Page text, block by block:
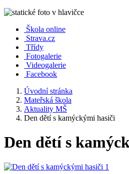
Škola online
Strava.cz
Třídy
Fotogalerie
Videogalerie
Facebook
Úvodní stránka
Mateřská škola
Aktuality MŠ
Den dětí s kamýckými hasiči
Den dětí s